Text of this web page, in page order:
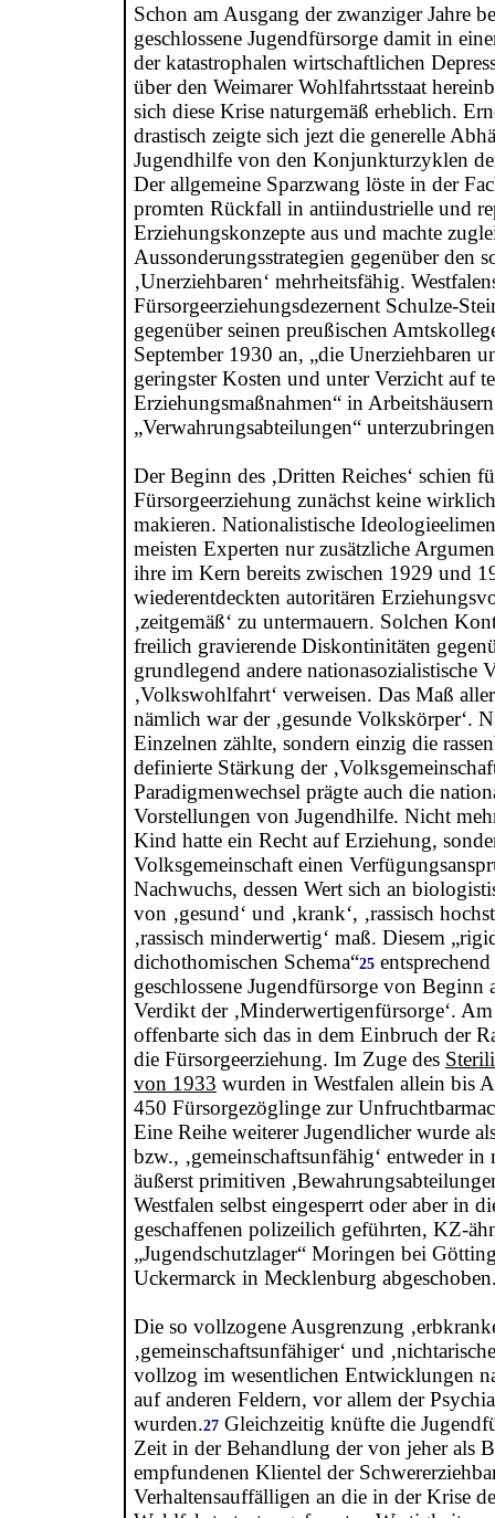
Schon am Ausgang der zwanziger Jahre
geschlossene Jugendfürsorge damit in
der katastrophalen wirtschaftlichen
über den Weimarer Wohlfahrtsstaat
sich diese Krise naturgemäß erheblich.
drastisch zeigte sich jezt die generelle
Jugendhilfe von den Konjunkturzyklen
Der allgemeine Sparzwang löste in der
promten Rückfall in antiindustrielle und
Erziehungskonzepte aus und machte
Aussonderungsstrategien gegenüber den
‚Unerziehbaren‘ mehrheitsfähig.
Fürsorgeerziehungsdezernent Schulze-
gegenüber seinen preußischen
September 1930 an, „die Unerziehbaren
geringster Kosten und unter Verzicht auf
Erziehungsmaßnahmen“ in
„Verwahrungsabteilungen“
Der Beginn des ‚Dritten Reiches‘ schien
Fürsorgeerziehung zunächst keine
makieren. Nationalistische
meisten Experten nur zusätzliche
ihre im Kern bereits zwischen 1929 und
wiederentdeckten autoritären
‚zeitgemäß‘ zu untermauern. Solchen
freilich gravierende Diskontinitäten
grundlegend andere nationasozialistische
‚Volkswohlfahrt‘ verweisen. Das Maß
nämlich war der ‚gesunde Volkskörper‘.
Einzelnen zählte, sondern einzig die
definierte Stärkung der
Paradigmenwechsel prägte auch die
Vorstellungen von Jugendhilfe. Nicht
Kind hatte ein Recht auf Erziehung,
Volksgemeinschaft einen
Nachwuchs, dessen Wert sich an
von ‚gesund‘ und ‚krank‘, ‚rassisch
‚rassisch minderwertig‘ maß. Diesem
dichothomischen Schema“25
geschlossene Jugendfürsorge von Beginn
Verdikt der ‚Minderwertigenfürsorge‘. Am
offenbarte sich das in dem Einbruch der
die Fürsorgeerziehung. Im Zuge des
von 1933 wurden in Westfalen allein bis
450 Fürsorgezöglinge zur
Eine Reihe weiterer Jugendlicher wurde
bzw., ‚gemeinschaftsunfähig‘ entweder in
äußerst primitiven
Westfalen selbst eingesperrt oder aber in
geschaffenen polizeilich geführten, KZ-
„Jugendschutzlager“ Moringen bei
Uckermarck in Mecklenburg
Die so vollzogene Ausgrenzung
‚gemeinschaftsunfähiger‘ und
vollzog im wesentlichen Entwicklungen
auf anderen Feldern, vor allem der
wurden.27 Gleichzeitig knüfte die
Zeit in der Behandlung der von jeher als
empfundenen Klientel der
Verhaltensauffälligen an die in der Krise